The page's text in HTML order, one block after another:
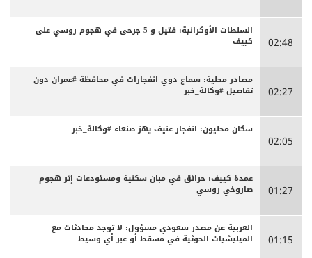
02:48
السلطات الأوكرانية: قتيل و 5 جرحى في هجوم روسي على
كييف
02:27
مصادر محلية: سماع دوي انفجارات في محافظة #عمران دون
تفاصيل #وكالة_خبر
02:05
سكان محليون: انفجار عنيف يهز صنعاء #وكالة_خبر
01:27
عمدة كييف: حرائق في مبان سكنية ومستودعات إثر هجوم
صاروخي روسي
01:15
العربية عن مصدر سعودي مسؤول: لا توجد محادثات مع
الميليشيات الحوثية في مسقط أو عبر أي وسيط